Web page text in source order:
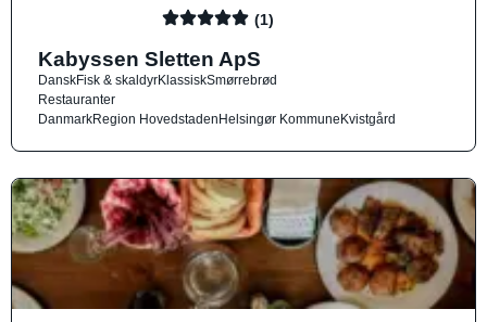
(1)
Kabyssen Sletten ApS
DanskFisk & skaldyrKlassiskSmørrebrød
Restauranter
DanmarkRegion HovedstadenHelsingør KommuneKvistgård